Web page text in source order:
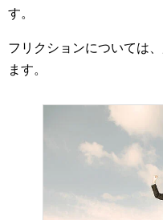
す。
フリクションについては
ます。